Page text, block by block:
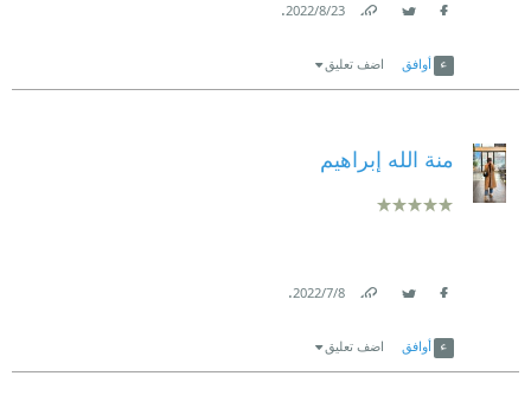
23‏/8‏/2022
.
أوافق اضف تعليق
منة الله إبراهيم
8‏/7‏/2022
.
أوافق اضف تعليق